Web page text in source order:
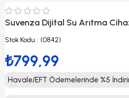
Suvenza Dijital Su Arıtma
Stok Kodu (0842)
₺799,99
Havale/EFT Ödemelerinde %5